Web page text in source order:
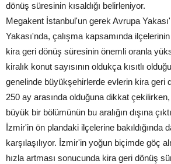
dönüş süresinin kısaldığı belirleniyor.
Megakent İstanbul'un gerek Avrupa
Yakası'nda, çalışma kapsamında
kira geri dönüş süresinin önemli oranla
kiralık konut sayısının oldukça kısıtlı
genelinde büyükşehirlerde evlerin kira geri
250 ay arasında olduğuna dikkat
büyük bir bölümünün bu aralığın dışına
İzmir'in ön plandaki ilçelerine bakıldığında
karşılaşılıyor. İzmir'in yoğun biçimde göç
hızla artması sonucunda kira geri dönüş